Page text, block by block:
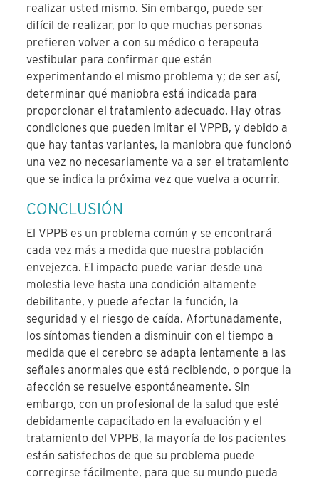
realizar usted mismo. Sin embargo, puede ser
difícil de realizar, por lo que muchas personas
prefieren volver a con su médico o terapeuta
vestibular para confirmar que están
experimentando el mismo problema y; de ser así,
determinar qué maniobra está indicada para
proporcionar el tratamiento adecuado. Hay otras
condiciones que pueden imitar el VPPB, y debido a
que hay tantas variantes, la maniobra que funcionó
una vez no necesariamente va a ser el tratamiento
que se indica la próxima vez que vuelva a ocurrir.
CONCLUSIÓN
El VPPB es un problema común y se encontrará
cada vez más a medida que nuestra población
envejezca. El impacto puede variar desde una
molestia leve hasta una condición altamente
debilitante, y puede afectar la función, la
seguridad y el riesgo de caída. Afortunadamente,
los síntomas tienden a disminuir con el tiempo a
medida que el cerebro se adapta lentamente a las
señales anormales que está recibiendo, o porque la
afección se resuelve espontáneamente. Sin
embargo, con un profesional de la salud que esté
debidamente capacitado en la evaluación y el
tratamiento del VPPB, la mayoría de los pacientes
están satisfechos de que su problema puede
corregirse fácilmente, para que su mundo pueda